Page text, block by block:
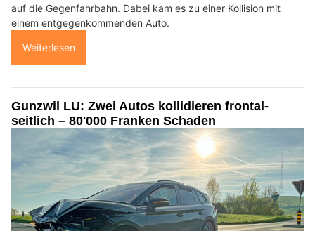
auf die Gegenfahrbahn. Dabei kam es zu einer Kollision mit
einem entgegenkommenden Auto.
Weiterlesen
Gunzwil LU: Zwei Autos kollidieren frontal-
seitlich – 80'000 Franken Schaden